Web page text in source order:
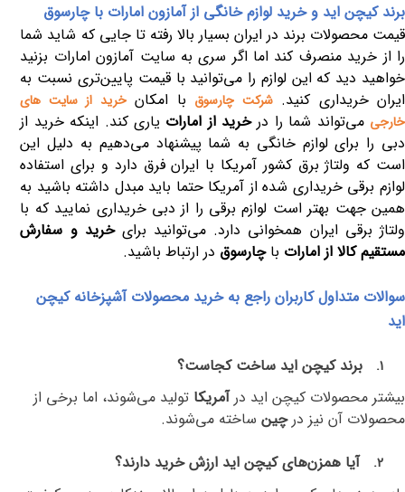
برند کیچن اید و خرید لوازم خانگی از آمازون امارات با چارسوق
قیمت محصولات برند در ایران بسیار بالا رفته تا جایی که شاید شما
را از خرید منصرف کند اما اگر سری به سایت آمازون امارات بزنید
خواهید دید که این لوازم را می‌توانید با قیمت پایین‌تری نسبت به
ایران خریداری کنید.شرکت چارسوق با امکانخرید از سایت های
خارجی می‌تواند شما را درخرید از امارات یاری کند. اینکه خرید از
دبی را برای لوازم خانگی به شما پیشنهاد می‌دهیم به دلیل این
است که ولتاژ برق کشور آمریکا با ایران فرق دارد و برای استفاده
لوازم برقی خریداری شده از آمریکا حتما باید مبدل داشته باشید به
همین جهت بهتر است لوازم برقی را از دبی خریداری نمایید که با
ولتاژ برقی ایران همخوانی دارد. می‌توانید برایخرید و سفارش
مستقیم کالا از امارات باچارسوق در ارتباط باشید.
سوالات متداول کاربران راجع به خرید محصولات آشپزخانه کیچن
اید
1.
برند کیچن اید ساخت کجاست؟
بیشتر محصولات کیچن اید درآمریکا تولید می‌شوند، اما برخی از
محصولات آن نیز درچین ساخته می‌شوند.
2.
آیا همزن‌های کیچن اید ارزش خرید دارند؟